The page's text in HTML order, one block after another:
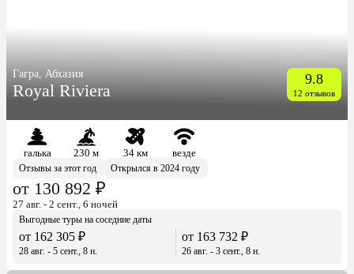
Гагра, Абхазия
Royal Riviera
9.8
12 отзывов
галька 230 м 34 км
везде
Отзывы за этот год
Открылся в 2024 году
от 130 892 ₽
27 авг. - 2 сент., 6 ночей
Выгодные туры на соседние даты
от 162 305 ₽
28 авг. - 5 сент., 8 н.
от 163 732 ₽
26 авг. - 3 сент., 8 н.